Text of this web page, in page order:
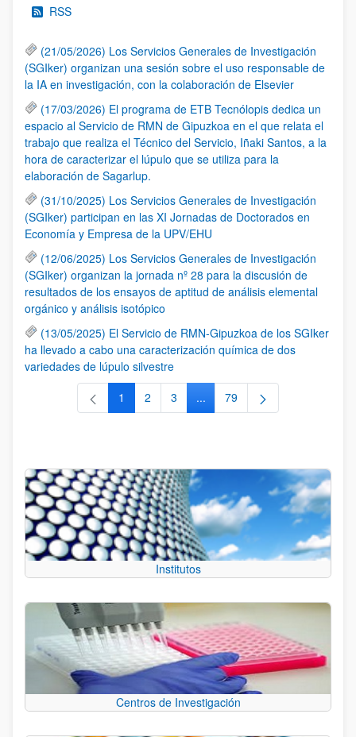
RSS
(21/05/2026) Los Servicios Generales de Investigación
(SGIker) organizan una sesión sobre el uso responsable de
la IA en investigación, con la colaboración de Elsevier
(17/03/2026) El programa de ETB Tecnólopis dedica un
espacio al Servicio de RMN de Gipuzkoa en el que relata el
trabajo que realiza el Técnico del Servicio, Iñaki Santos, a la
hora de caracterizar el lúpulo que se utiliza para la
elaboración de Sagarlup.
(31/10/2025) Los Servicios Generales de Investigación
(SGIker) participan en las XI Jornadas de Doctorados en
Economía y Empresa de la UPV/EHU
(12/06/2025) Los Servicios Generales de Investigación
(SGIker) organizan la jornada nº 28 para la discusión de
resultados de los ensayos de aptitud de análisis elemental
orgánico y análisis isotópico
(13/05/2025) El Servicio de RMN-Gipuzkoa de los SGIker
ha llevado a cabo una caracterización química de dos
variedades de lúpulo silvestre
Página
1 Página
2 Página
3 ...Páginas intermedias Use TAB
Página
79
Institutos
Centros de Investigación